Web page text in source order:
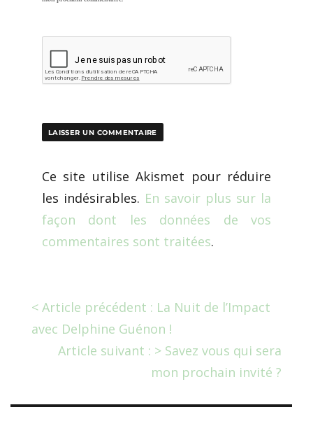
Ce site utilise Akismet pour réduire
les indésirables. En savoir plus sur la
façon dont les données de vos
commentaires sont traitées.
< Article précédent : La Nuit de l’Impact
avec Delphine Guénon !
Article suivant : > Savez vous qui sera
mon prochain invité ?